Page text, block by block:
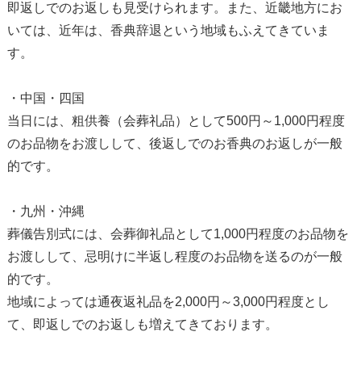
即返しでのお返しも見受けられます。また、近畿地方にお
いては、近年は、香典辞退という地域もふえてきていま
す。
・中国・四国
当日には、粗供養（会葬礼品）として500円～1,000円程度
のお品物をお渡しして、後返しでのお香典のお返しが一般
的です。
・九州・沖縄
葬儀告別式には、会葬御礼品として1,000円程度のお品物を
お渡しして、忌明けに半返し程度のお品物を送るのが一般
的です。
地域によっては通夜返礼品を2,000円～3,000円程度とし
て、即返しでのお返しも増えてきております。